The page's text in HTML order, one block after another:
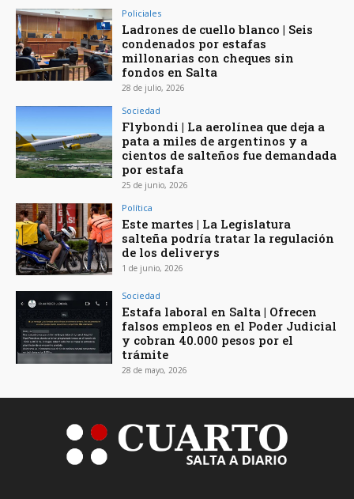
Policiales
Ladrones de cuello blanco | Seis
condenados por estafas
millonarias con cheques sin
fondos en Salta
28 de julio, 2026
Sociedad
Flybondi | La aerolínea que deja a
pata a miles de argentinos y a
cientos de salteños fue demandada
por estafa
25 de junio, 2026
Política
Este martes | La Legislatura
salteña podría tratar la regulación
de los deliverys
1 de junio, 2026
Sociedad
Estafa laboral en Salta | Ofrecen
falsos empleos en el Poder Judicial
y cobran 40.000 pesos por el
trámite
28 de mayo, 2026